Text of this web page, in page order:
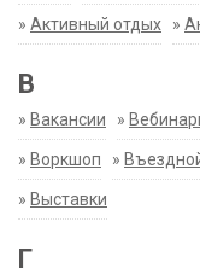
» Активный отдых »
В
» Вакансии »
» Воркшоп »
» Выставки
Г